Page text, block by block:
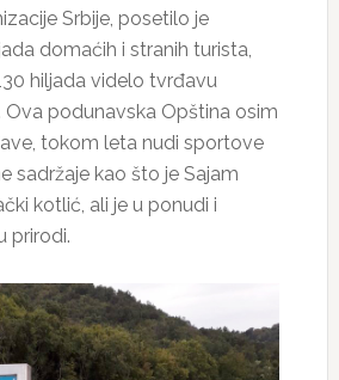
Srbije, posetilo je
domaćih i stranih turista,
hiljada videlo tvrđavu
Ova podunavska Opština osim
tokom leta nudi sportove
sadržaje kao što je Sajam
kotlić, ali je u ponudi i
prirodi.